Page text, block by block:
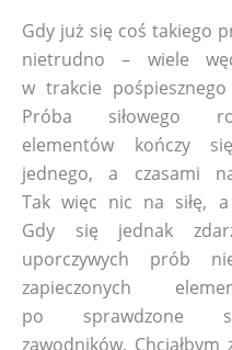
Gdy już się coś takiego
nietrudno – wiele
w trakcie
Próba siłowego
elementów kończy
jednego, a czasami
Tak więc nic na siłę,
Gdy się jednak
uporczywych prób
zapieczonych
po sprawdzone
zawodników.